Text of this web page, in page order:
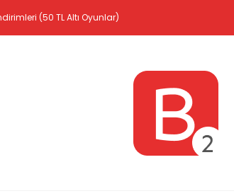
(50 TL Altı Oyunlar)